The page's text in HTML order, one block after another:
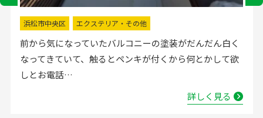
掛川市 水回りリフォーム
流し台の水栓が壊れたので直してほしいと弊社にお電話
いただきました。確認した所、水栓の吐水が落ちたよう
で取替する…
詳しく見る